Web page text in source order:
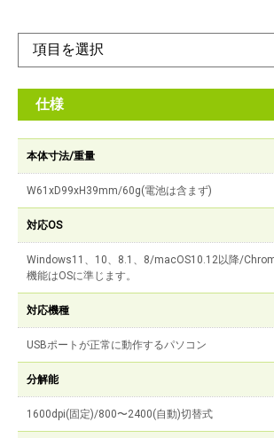
仕様
本体寸法/重量
W61xD99xH39mm/60g(電池は含まず)
対応OS
Windows11、10、8.1、8/macOS10.12以降/
機能はOSに準じます。
対応機種
USBポートが正常に動作するパソコン
分解能
1600dpi(固定)/800〜2400(自動)切替式